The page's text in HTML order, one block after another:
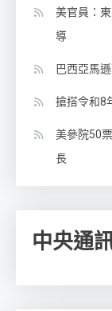
美官員：
導
巴西亞馬
搶搭令和8
美參院50
長
中央通